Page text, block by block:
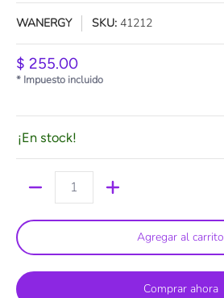
WANERGY SKU: 41212
$ 255.00
* Impuesto incluido
¡En stock!
Agregar al carrito
Comprar ahora